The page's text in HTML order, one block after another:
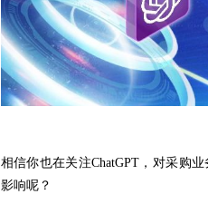
相信你也在关注ChatGPT ，对采购
影响呢？